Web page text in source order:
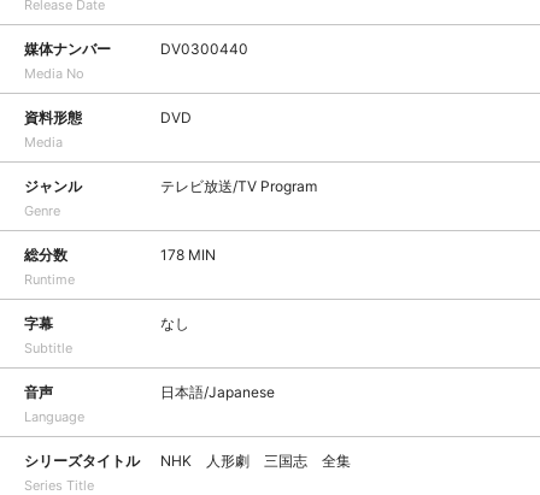
Release Date
媒体ナンバー
Media No
DV0300440
資料形態
Media
DVD
ジャンル
Genre
テレビ放送/TV Program
総分数
Runtime
178 MIN
字幕
Subtitle
なし
音声
Language
日本語/Japanese
シリーズタイトル
Series Title
NHK 人形劇 三国志 全集